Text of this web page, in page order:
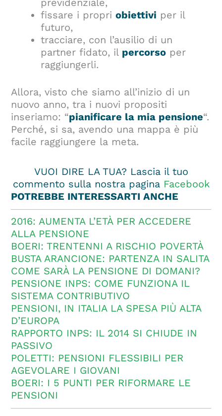
previdenziale,
fissare i propriobiettivi per il
futuro,
tracciare, con l’ausilio di un
partner fidato, il percorso per
raggiungerli.
Allora, visto che siamo all’inizio di un
nuovo anno, tra i nuovi propositi
inseriamo: “pianificare la mia pensione“.
Perché, si sa, avendo una mappa è più
facile raggiungere la meta.
VUOI DIRE LA TUA? Lascia il tuo
commento sulla nostra pagina Facebook
POTREBBE INTERESSARTI ANCHE
2016: AUMENTA L’ETÀ PER ACCEDERE
ALLA PENSIONE
BOERI: TRENTENNI A RISCHIO POVERTÀ
BUSTA ARANCIONE: PARTENZA IN SALITA
COME SARÀ LA PENSIONE DI DOMANI?
PENSIONE INPS: COME FUNZIONA IL
SISTEMA CONTRIBUTIVO
PENSIONI, IN ITALIA LA SPESA PIÙ ALTA
D’EUROPA
RAPPORTO INPS: IL 2014 SI CHIUDE IN
PASSIVO
POLETTI: PENSIONI FLESSIBILI PER
AGEVOLARE I GIOVANI
BOERI: I 5 PUNTI PER RIFORMARE LE
PENSIONI